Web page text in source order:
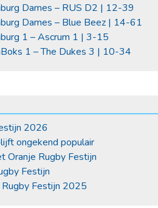
Dames – RUS D2 | 12-39
Dames – Blue Beez | 14-61
1 – Ascrum 1 | 3-15
1 – The Dukes 3 | 10-34
2026
ongekend populair
Oranje Rugby Festijn
Festijn
Festijn 2025